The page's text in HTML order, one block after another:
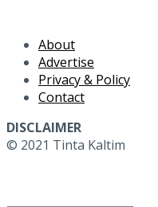
About
Advertise
Privacy & Policy
Contact
DISCLAIMER
© 2021 Tinta Kaltim